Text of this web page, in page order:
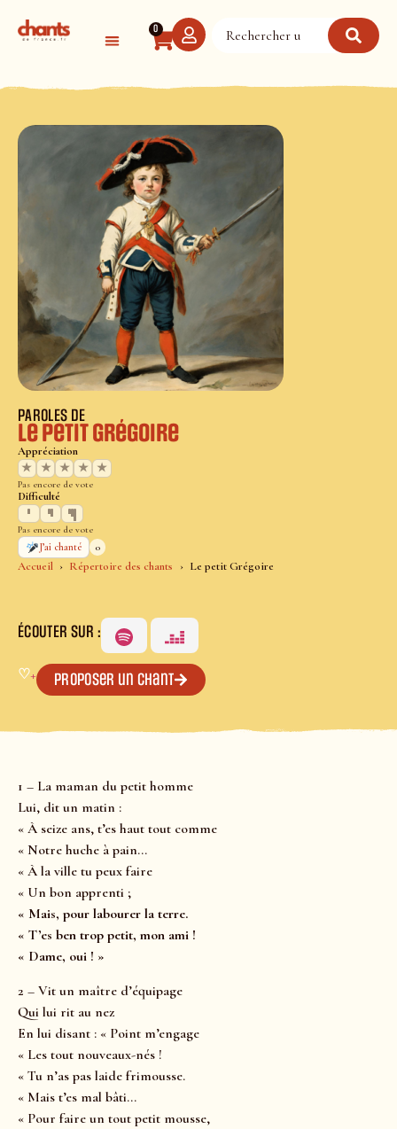
0
Accueil Répertoire des chants Le petit Grégoire
PAROLES DE
Le petit Grégoire
Appréciation
★
★ ★ ★ ★
Pas encore de vote
Difficulté
Pas encore de vote
J’ai chanté
0
ÉCOUTER SUR :
♡+ Proposer un chant
1 – La maman du petit homme
Lui, dit un matin :
« À seize ans, t’es haut tout comme
« Notre huche à pain…
« À la ville tu peux faire
« Un bon apprenti ;
« Mais, pour labourer la terre.
« T’es ben trop petit, mon ami !
« Dame, oui ! »
2 – Vit un maître d’équipage
Qui lui rit au nez
En lui disant : « Point m’engage
« Les tout nouveaux-nés !
« Tu n’as pas laide frimousse.
« Mais t’es mal bâti…
« Pour faire un tout petit mousse,